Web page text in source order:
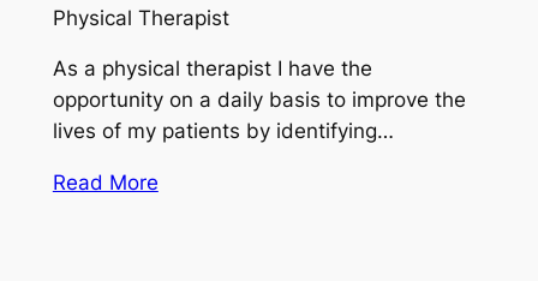
Physical Therapist
As a physical therapist I have the
opportunity on a daily basis to improve the
lives of my patients by identifying…
Read More